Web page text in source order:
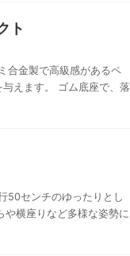
ト
合金製で高級感があるペ
えます。 ゴム底座で、落
50センチのゆったりとし
や横座りなど多様な姿勢に